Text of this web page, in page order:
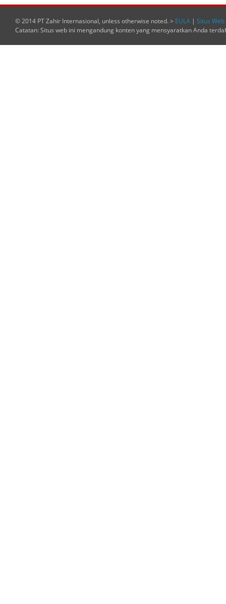
© 2014 PT Zahir Internasional, unless otherwise noted. > EULA | Situs
Catatan: Situs web ini mengandung konten yang mensyaratkan Anda